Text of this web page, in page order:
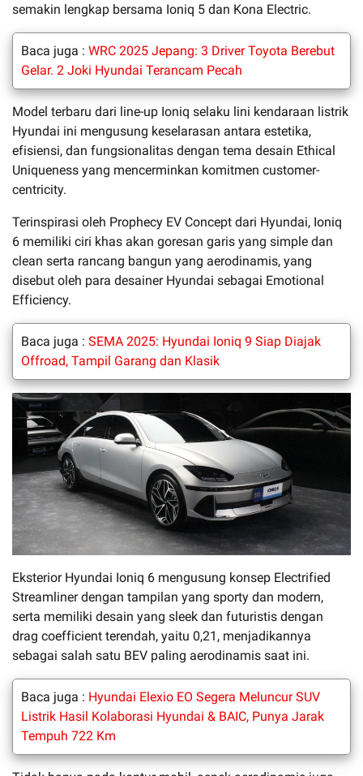
semakin lengkap bersama Ioniq 5 dan Kona Electric.
Baca juga : WRC 2025 Jepang: 3 Driver Toyota Berebut
Gelar. 2 Joki Hyundai Terancam Pecah
Model terbaru dari line-up Ioniq selaku lini kendaraan listrik
Hyundai ini mengusung keselarasan antara estetika,
efisiensi, dan fungsionalitas dengan tema desain Ethical
Uniqueness yang mencerminkan komitmen customer-
centricity.
Terinspirasi oleh Prophecy EV Concept dari Hyundai, Ioniq
6 memiliki ciri khas akan goresan garis yang simple dan
clean serta rancang bangun yang aerodinamis, yang
disebut oleh para desainer Hyundai sebagai Emotional
Efficiency.
Baca juga : SEMA 2025: Hyundai Ioniq 9 Siap Diajak
Offroad, Tampil Garang dan Klasik
Eksterior Hyundai Ioniq 6 mengusung konsep Electrified
Streamliner dengan tampilan yang sporty dan modern,
serta memiliki desain yang sleek dan futuristis dengan
drag coefficient terendah, yaitu 0,21, menjadikannya
sebagai salah satu BEV paling aerodinamis saat ini.
Baca juga : Hyundai Elexio EO Segera Meluncur SUV
Listrik Hasil Kolaborasi Hyundai & BAIC, Punya Jarak
Tempuh 722 Km